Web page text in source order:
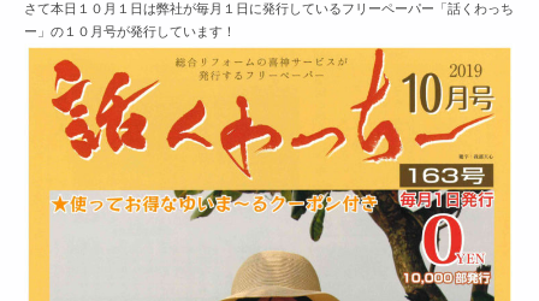
さて本日１０月１日は弊社が毎月１日に発行しているフリーペーパー「話くわっち
ー」の１０月号が発行しています！